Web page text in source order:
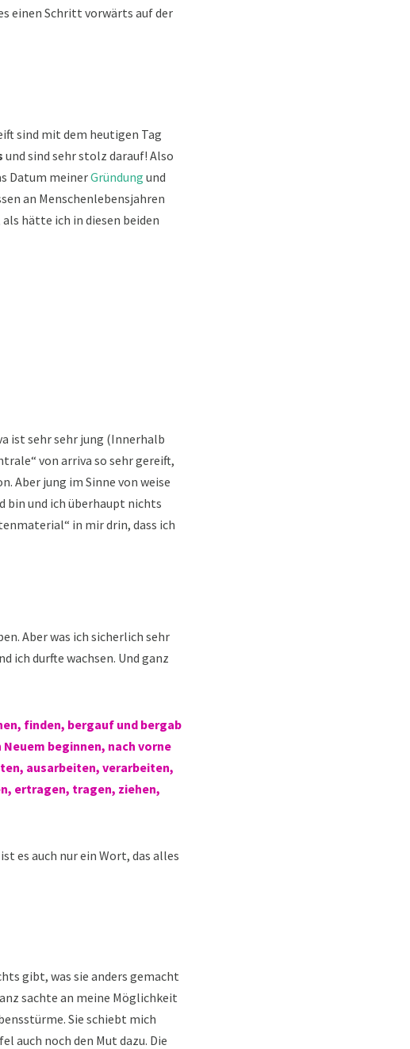
einen Schritt vorwärts auf der
sind mit dem heutigen Tag
und sind sehr stolz darauf! Also
Datum meinerGründung und
an Menschenlebensjahren
hätte ich in diesen beiden
ist sehr sehr jung (Innerhalb
von arriva so sehr gereift,
Aber jung im Sinne von weise
bin und ich überhaupt nichts
in mir drin, dass ich
Aber was ich sicherlich sehr
ich durfte wachsen. Und ganz
finden, bergauf und bergab
beginnen, nach vorne
ausarbeiten, verarbeiten,
ertragen, tragen, ziehen,
es auch nur ein Wort, das alles
gibt, was sie anders gemacht
sachte an meine Möglichkeit
Sie schiebt mich
auch noch den Mut dazu. Die